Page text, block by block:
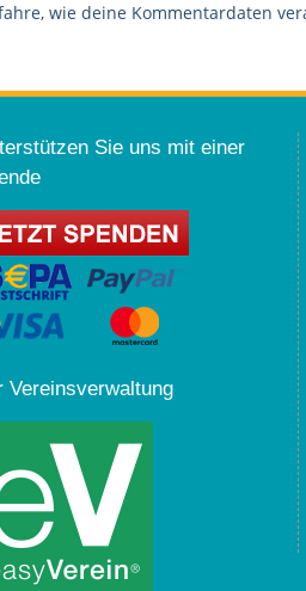
wie deine Kommentardaten
Sie uns mit einer
Vereinsverwaltung